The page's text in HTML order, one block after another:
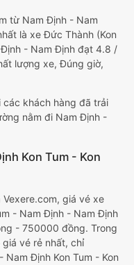
từ Nam Định - Nam
là xe Đức Thành (Kon
Định - Nam Định đạt 4.8 /
lượng xe, Đúng giờ,
khách hàng đã trải
nằm đi Nam Định -
Kon Tum - Kon
giá vé xe
- Nam Định - Nam Định
- 750000 đồng. Trong
vé rẻ nhất, chỉ
Định Kon Tum - Kon